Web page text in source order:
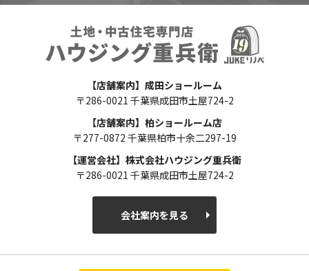
【店舗案内】成田ショールーム
〒286-0021 千葉県成田市土屋724-2
【店舗案内】柏ショールーム店
〒277-0872 千葉県柏市十余二297-19
【運営会社】株式会社ハウジング重兵衛
〒286-0021 千葉県成田市土屋724-2
会社案内を見る